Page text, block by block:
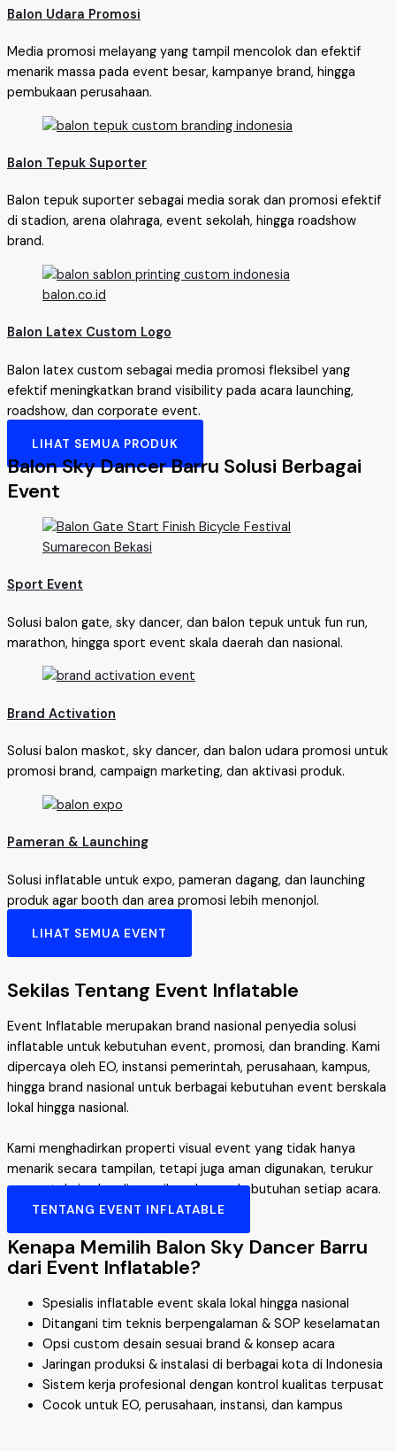
Balon Udara Promosi
Media promosi melayang yang tampil mencolok dan efektif
menarik massa pada event besar, kampanye brand, hingga
pembukaan perusahaan.
Balon Tepuk Suporter
Balon tepuk suporter sebagai media sorak dan promosi efektif
di stadion, arena olahraga, event sekolah, hingga roadshow
brand.
Balon Latex Custom Logo
Balon latex custom sebagai media promosi fleksibel yang
efektif meningkatkan brand visibility pada acara launching,
roadshow, dan corporate event.
LIHAT SEMUA PRODUK
Balon Sky Dancer Barru Solusi Berbagai
Event
Sport Event
Solusi balon gate, sky dancer, dan balon tepuk untuk fun run,
marathon, hingga sport event skala daerah dan nasional.
Brand Activation
Solusi balon maskot, sky dancer, dan balon udara promosi untuk
promosi brand, campaign marketing, dan aktivasi produk.
Pameran & Launching
Solusi inflatable untuk expo, pameran dagang, dan launching
produk agar booth dan area promosi lebih menonjol.
LIHAT SEMUA EVENT
Sekilas Tentang Event Inflatable
Event Inflatable merupakan brand nasional penyedia solusi
inflatable untuk kebutuhan event, promosi, dan branding. Kami
dipercaya oleh EO, instansi pemerintah, perusahaan, kampus,
hingga brand nasional untuk berbagai kebutuhan event berskala
lokal hingga nasional.
Kami menghadirkan properti visual event yang tidak hanya
menarik secara tampilan, tetapi juga aman digunakan, terukur
secara teknis, dan disesuaikan dengan kebutuhan setiap acara.
TENTANG EVENT INFLATABLE
Kenapa Memilih Balon Sky Dancer Barru
dari Event Inflatable?
Spesialis inflatable event skala lokal hingga nasional
Ditangani tim teknis berpengalaman & SOP keselamatan
Opsi custom desain sesuai brand & konsep acara
Jaringan produksi & instalasi di berbagai kota di Indonesia
Sistem kerja profesional dengan kontrol kualitas terpusat
Cocok untuk EO, perusahaan, instansi, dan kampus